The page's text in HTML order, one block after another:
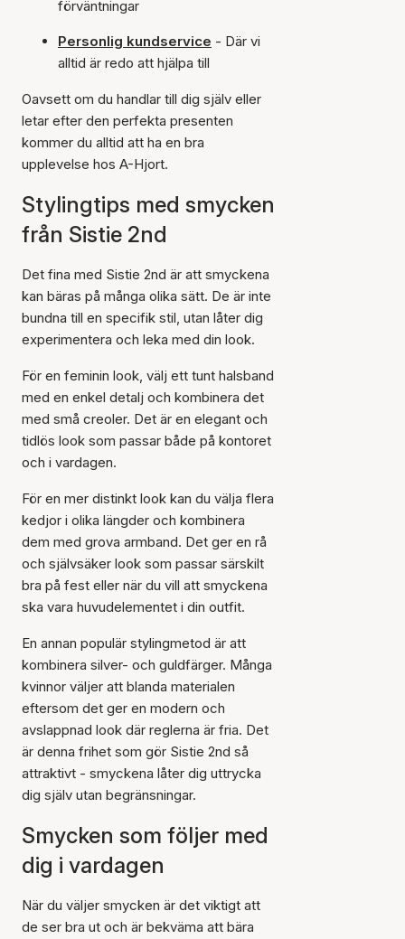
förväntningar
Personlig kundservice - Där vi
alltid är redo att hjälpa till
Oavsett om du handlar till dig själv eller
letar efter den perfekta presenten
kommer du alltid att ha en bra
upplevelse hos A-Hjort.
Stylingtips med smycken
från Sistie 2nd
Det fina med Sistie 2nd är att smyckena
kan bäras på många olika sätt. De är inte
bundna till en specifik stil, utan låter dig
experimentera och leka med din look.
För en feminin look, välj ett tunt halsband
med en enkel detalj och kombinera det
med små creoler. Det är en elegant och
tidlös look som passar både på kontoret
och i vardagen.
För en mer distinkt look kan du välja flera
kedjor i olika längder och kombinera
dem med grova armband. Det ger en rå
och självsäker look som passar särskilt
bra på fest eller när du vill att smyckena
ska vara huvudelementet i din outfit.
En annan populär stylingmetod är att
kombinera silver- och guldfärger. Många
kvinnor väljer att blanda materialen
eftersom det ger en modern och
avslappnad look där reglerna är fria. Det
är denna frihet som gör Sistie 2nd så
attraktivt - smyckena låter dig uttrycka
dig själv utan begränsningar.
Smycken som följer med
dig i vardagen
När du väljer smycken är det viktigt att
de ser bra ut och är bekväma att bära